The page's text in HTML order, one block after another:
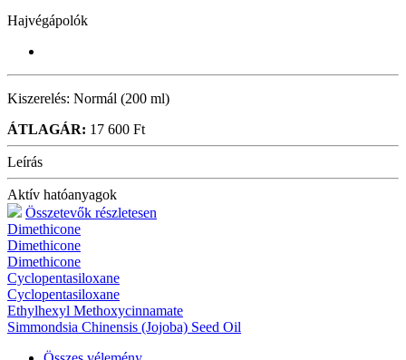
Hajvégápolók
Kiszerelés: Normál (200 ml)
ÁTLAGÁR: 17 600 Ft
Leírás
Aktív hatóanyagok
Összetevők részletesen
Dimethicone
Dimethicone
Dimethicone
Cyclopentasiloxane
Cyclopentasiloxane
Ethylhexyl Methoxycinnamate
Simmondsia Chinensis (Jojoba) Seed Oil